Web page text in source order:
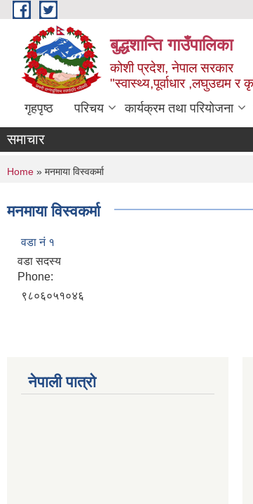
Skip to main content
बुद्धशान्ति गाउँपालिका
कोशी प्रदेश, नेपाल सरकार
"स्वास्थ्य,पूर्वाधार ,लघुउद्यम र
गृहपृष्ठ परिचय कार्यक्रम तथा परियोजना
समाचार
You are here
Home » मनमाया विस्वकर्मा
मनमाया विस्वकर्मा
वडा नं १
वडा सदस्य
Phone:
९८०६०५१०४६
नेपाली पात्रो